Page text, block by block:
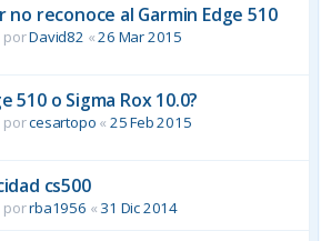
no reconoce al Garmin Edge 510
porDavid82 «26 Mar 2015
510 o Sigma Rox 10.0?
porcesartopo « 25 Feb 2015
cs500
porrba1956 « 31 Dic 2014